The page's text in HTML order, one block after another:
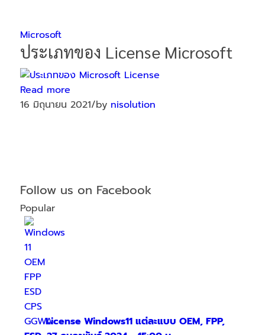
Microsoft
ประเภทของ License Microsoft
Read more
16 มิถุนายน 2021/by nisolution
Follow us on Facebook
Popular
License Windows11 แต่ละแบบ OEM, FPP,